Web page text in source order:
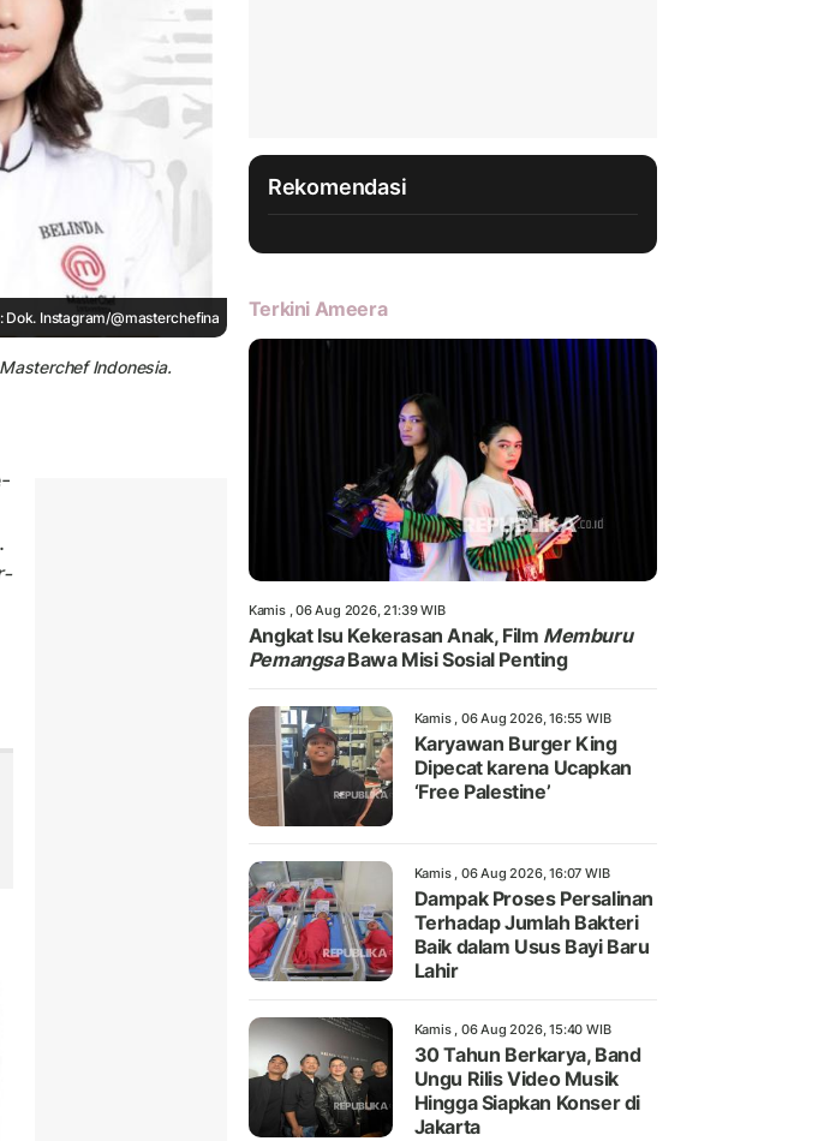
Dok. Instagram/@masterchefina
Indonesia.
Rekomendasi
Terkini Ameera
Kamis , 06 Aug 2026, 21:39 WIB
Angkat Isu Kekerasan Anak, Film Memburu
PemangsaBawa Misi Sosial Penting
Kamis , 06 Aug 2026, 16:55 WIB
Karyawan Burger King
Dipecat karena Ucapkan
‘Free Palestine’
Kamis , 06 Aug 2026, 16:07 WIB
Dampak Proses Persalinan
Terhadap Jumlah Bakteri
Baik dalam Usus Bayi Baru
Lahir
Kamis , 06 Aug 2026, 15:40 WIB
30 Tahun Berkarya, Band
Ungu Rilis Video Musik
Hingga Siapkan Konser di
Jakarta